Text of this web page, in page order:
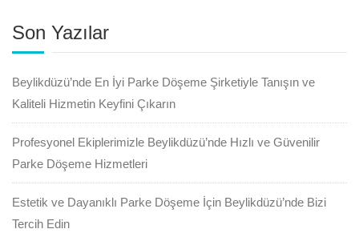
Son Yazılar
Beylikdüzü’nde En İyi Parke Döşeme Şirketiyle Tanışın ve
Kaliteli Hizmetin Keyfini Çıkarın
Profesyonel Ekiplerimizle Beylikdüzü’nde Hızlı ve Güvenilir
Parke Döşeme Hizmetleri
Estetik ve Dayanıklı Parke Döşeme İçin Beylikdüzü’nde Bizi
Tercih Edin